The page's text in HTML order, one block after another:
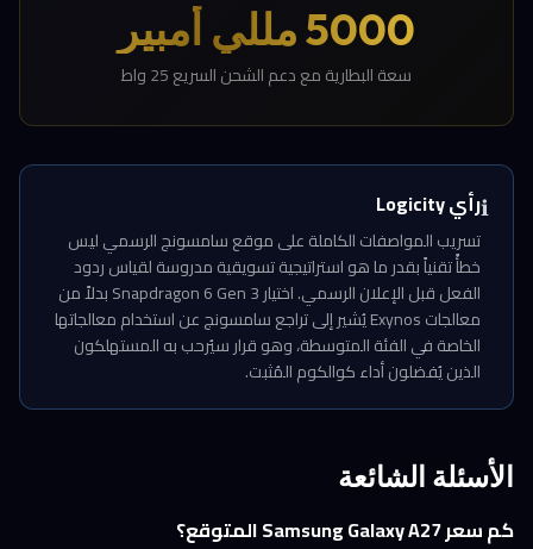
5000 مللي أمبير
سعة البطارية مع دعم الشحن السريع 25 واط
ℹ️رأي Logicity
تسريب المواصفات الكاملة على موقع سامسونج الرسمي ليس
خطأً تقنياً بقدر ما هو استراتيجية تسويقية مدروسة لقياس ردود
الفعل قبل الإعلان الرسمي. اختيار Snapdragon 6 Gen 3 بدلاً من
معالجات Exynos يُشير إلى تراجع سامسونج عن استخدام معالجاتها
الخاصة في الفئة المتوسطة، وهو قرار سيُرحب به المستهلكون
الذين يُفضلون أداء كوالكوم المُثبت.
الأسئلة الشائعة
كم سعر Samsung Galaxy A27 المتوقع؟